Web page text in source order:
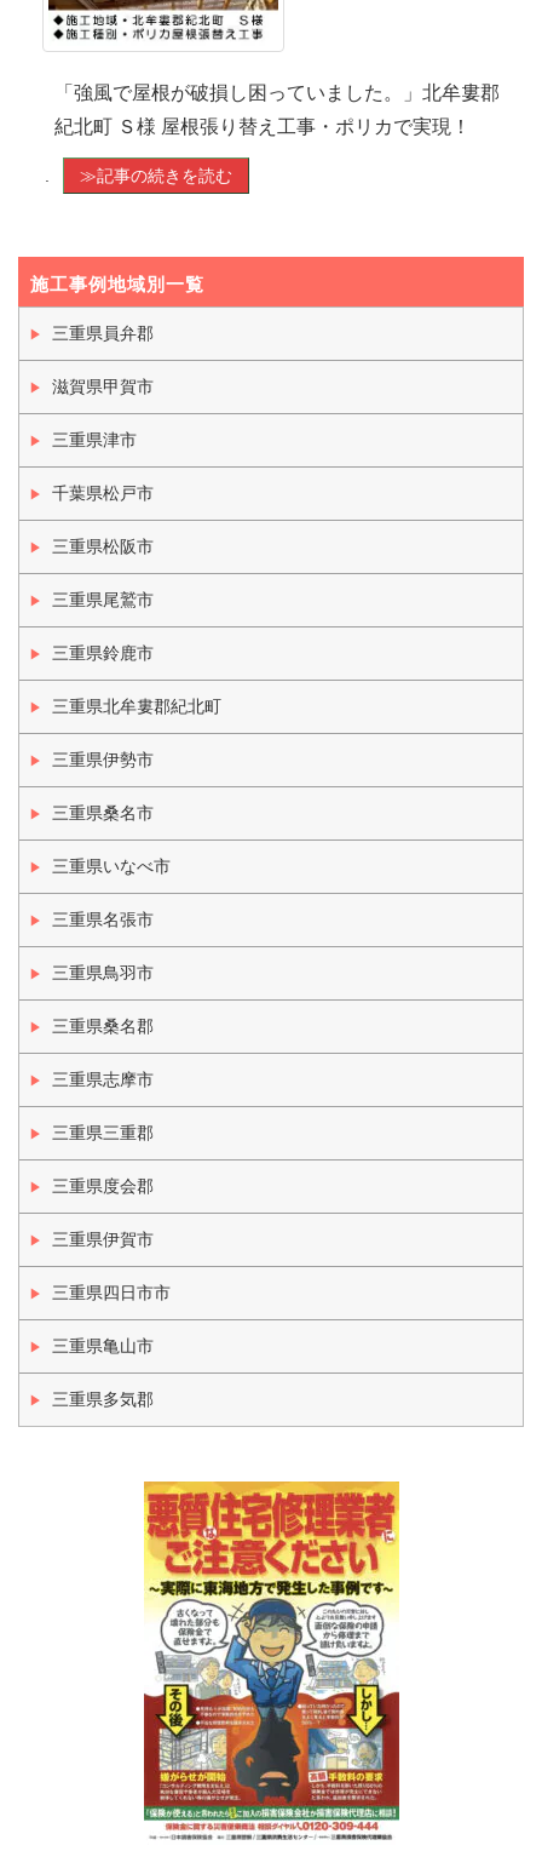
「強風で屋根が破損し困っていました。」北牟婁郡
紀北町 Ｓ様 屋根張り替え工事・ポリカで実現！
≫記事の続きを読む
施工事例地域別一覧
三重県員弁郡
滋賀県甲賀市
三重県津市
千葉県松戸市
三重県松阪市
三重県尾鷲市
三重県鈴鹿市
三重県北牟婁郡紀北町
三重県伊勢市
三重県桑名市
三重県いなべ市
三重県名張市
三重県鳥羽市
三重県桑名郡
三重県志摩市
三重県三重郡
三重県度会郡
三重県伊賀市
三重県四日市市
三重県亀山市
三重県多気郡